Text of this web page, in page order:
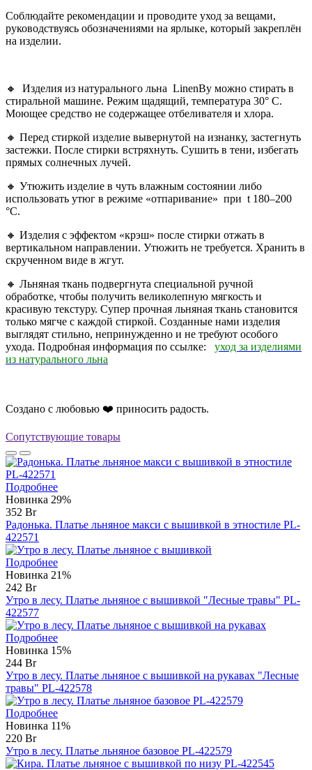
Соблюдайте рекомендации и проводите уход за вещами,
руководствуясь обозначениями на ярлыке, который закреплён
на изделии.
🔸 Изделия из натурального льна LinenBy можно стирать в
стиральной машине. Режим щадящий, температура 30° С.
Моющее средство не содержащее отбеливателя и хлора.
🔸 Перед стиркой изделие вывернутой на изнанку, застегнуть
застежки. После стирки встряхнуть. Сушить в тени, избегать
прямых солнечных лучей.
🔸 Утюжить изделие в чуть влажным состоянии либо
использовать утюг в режиме «отпаривание» при t 180–200
°С.
🔸 Изделия с эффектом «крэш» после стирки отжать в
вертикальном направлении. Утюжить не требуется. Хранить в
скрученном виде в жгут.
🔸 Льняная ткань подвергнута специальной ручной
обработке, чтобы получить великолепную мягкость и
красивую текстуру. Супер прочная льняная ткань становится
только мягче с каждой стиркой. Созданные нами изделия
выглядят стильно, непринужденно и не требуют особого
ухода. Подробная информация по ссылке: уход за изделиями
из натурального льна
Создано с любовью ❤️ приносить радость.
Сопутствующие товары
Подробнее
Новинка 29%
352 Br
Радонька. Платье льняное макси с вышивкой в этностиле PL-
422571
Подробнее
Новинка 21%
242 Br
Утро в лесу. Платье льняное с вышивкой "Лесные травы" PL-
422577
Подробнее
Новинка 15%
244 Br
Утро в лесу. Платье льняное с вышивкой на рукавах "Лесные
травы" PL-422578
Подробнее
Новинка 11%
220 Br
Утро в лесу. Платье льняное базовое PL-422579